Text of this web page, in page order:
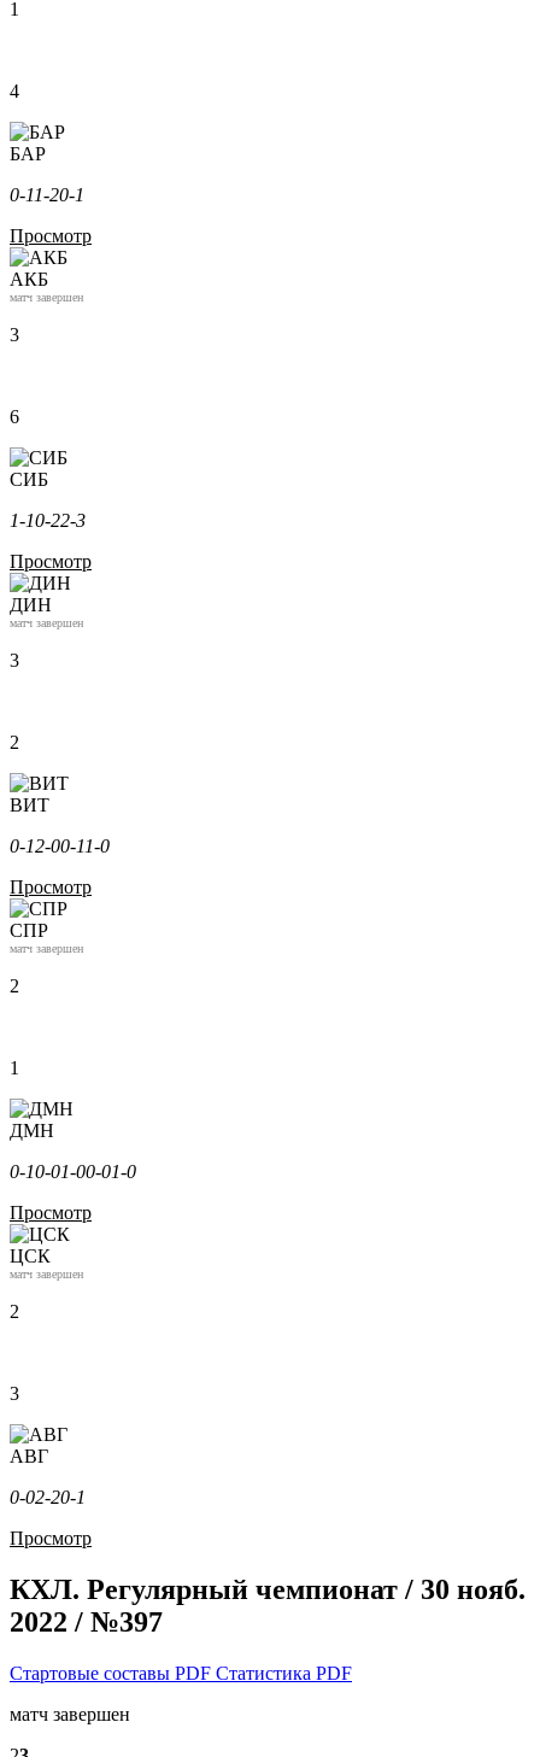
1
4
БАР
0-11-20-1
Просмотр
АКБ
матч завершен
3
6
СИБ
1-10-22-3
Просмотр
ДИН
матч завершен
3
2
ВИТ
0-12-00-11-0
Просмотр
СПР
матч завершен
2
1
ДМН
0-10-01-00-01-0
Просмотр
ЦСК
матч завершен
2
3
АВГ
0-02-20-1
Просмотр
КХЛ. Регулярный чемпионат / 30 нояб.
2022 / №397
Стартовые составы PDF Статистика PDF
матч завершен